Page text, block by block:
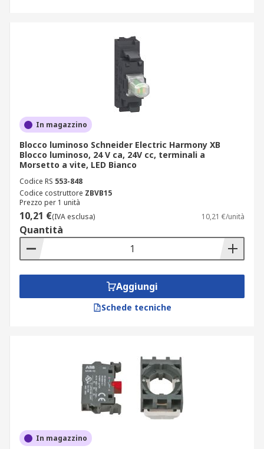
In magazzino
Blocco luminoso Schneider Electric Harmony XB
Blocco luminoso, 24 V ca, 24V cc, terminali a
Morsetto a vite, LED Bianco
Codice RS 553-848
Codice costruttore ZBVB15
Prezzo per 1 unità
10,21 €(IVA esclusa) 10,21 €/unità
Quantità
Aggiungi
Schede tecniche
In magazzino